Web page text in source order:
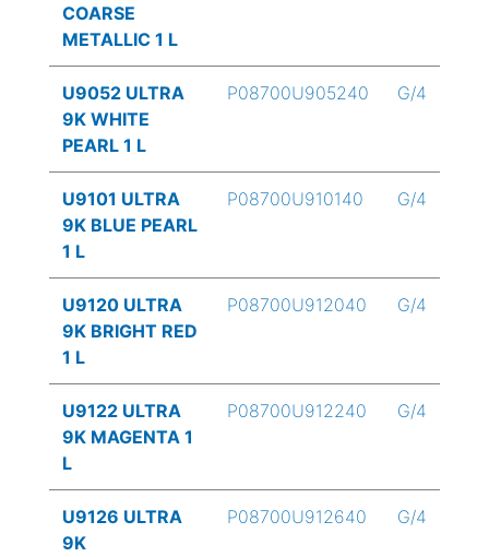
COARSE
METALLIC 1 L
U9052 ULTRA
9K WHITE
PEARL 1 L
P08700U905240 G/4
U9101 ULTRA
9K BLUE PEARL
1 L
P08700U910140 G/4
U9120 ULTRA
9K BRIGHT RED
1 L
P08700U912040 G/4
U9122 ULTRA
9K MAGENTA 1
L
P08700U912240 G/4
U9126 ULTRA
9K
P08700U912640 G/4